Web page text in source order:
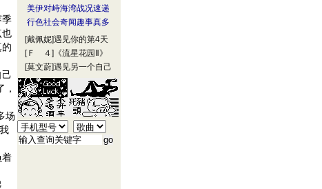
也
场
美伊对峙海湾战况速递
行色社会奇闻趣事真多
[戴佩妮]遇见你的第4天
[Ｆ ４] 《流星花园Ⅱ》
[莫文蔚]遇见另一个自己